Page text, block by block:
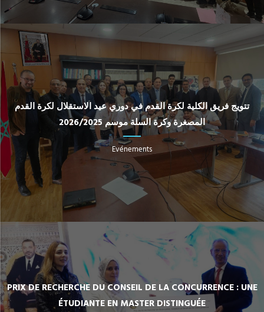
تتويج فريق الكلية لكرة القدم في دوري عيد الاستقلال لكرة القدم
المصغرة وكرة السلة موسم 2026/2025
Evénements
PRIX DE RECHERCHE DU CONSEIL DE LA CONCURRENCE : UNE
ÉTUDIANTE EN MASTER DISTINGUÉE